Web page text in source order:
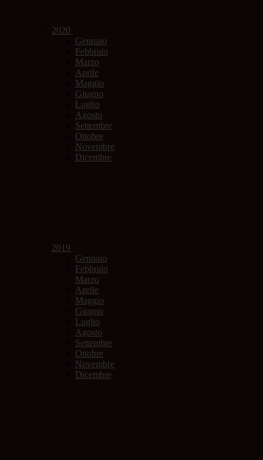
2020
Gennaio
Febbraio
Marzo
Aprile
Maggio
Giugno
Luglio
Agosto
Settembre
Ottobre
Novembre
Dicembre
2019
Gennaio
Febbraio
Marzo
Aprile
Maggio
Giugno
Luglio
Agosto
Settembre
Ottobre
Novembre
Dicembre